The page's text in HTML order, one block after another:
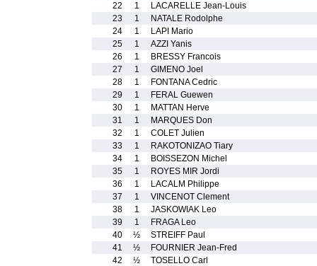
22
1
LACARELLE Jean-Louis
23
1
NATALE Rodolphe
24
1
LAPI Mario
25
1
AZZI Yanis
26
1
BRESSY Francois
27
1
GIMENO Joel
28
1
FONTANA Cedric
29
1
FERAL Guewen
30
1
MATTAN Herve
31
1
MARQUES Don
32
1
COLET Julien
33
1
RAKOTONIZAO Tiary
34
1
BOISSEZON Michel
35
1
ROYES MIR Jordi
36
1
LACALM Philippe
37
1
VINCENOT Clement
38
1
JASKOWIAK Leo
39
1
FRAGA Leo
40
½
STREIFF Paul
41
½
FOURNIER Jean-Fred
42
½
TOSELLO Carl